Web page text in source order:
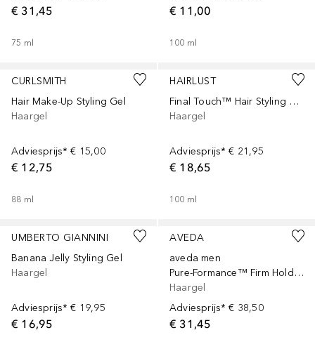
€ 31,45
75 ml
€ 11,00
100 ml
CURLSMITH
Hair Make-Up Styling Gel
Haargel
Adviesprijs* € 15,00
€ 12,75
88 ml
HAIRLUST
Final Touch™ Hair Styling Gel
Haargel
Adviesprijs* € 21,95
€ 18,65
100 ml
UMBERTO GIANNINI
Banana Jelly Styling Gel
Haargel
Adviesprijs* € 19,95
€ 16,95
AVEDA
aveda men
Pure-Formance™ Firm Hold Gel
Haargel
Adviesprijs* € 38,50
€ 31,45